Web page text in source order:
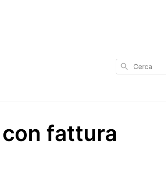
Cerca
fattura